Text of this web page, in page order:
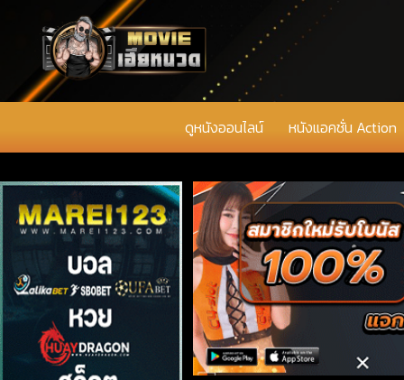
ดูหนังออนไลน์ หนังแอคชั่น Action